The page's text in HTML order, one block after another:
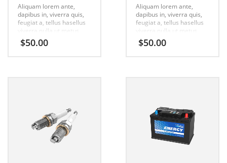
Aliquam lorem ante,
dapibus in, viverra quis,
feugiat a, tellus hasellus
viverra nulla ut metus
varius laort, uisque
rutrum. Aenean
$50.00
Aliquam lorem ante,
dapibus in, viverra quis,
feugiat a, tellus hasellus
viverra nulla ut metus
varius laort, uisque
rutrum. Aenean
$50.00